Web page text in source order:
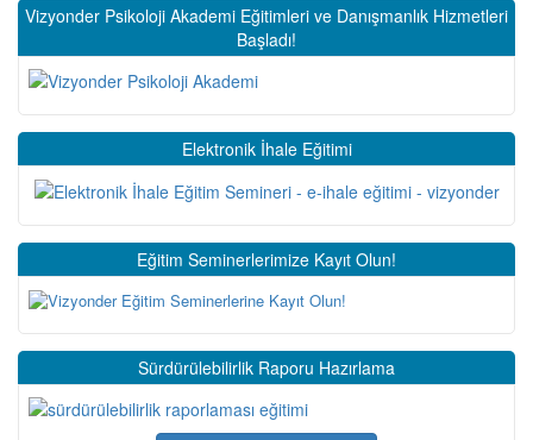
Vizyonder Psikoloji Akademi Eğitimleri ve Danışmanlık Hizmetleri
Başladı!
Elektronik İhale Eğitimi
Eğitim Seminerlerimize Kayıt Olun!
Sürdürülebilirlik Raporu Hazırlama